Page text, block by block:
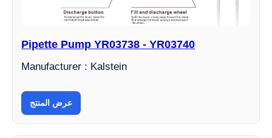
Pipette Pump YR03738 - YR03740
Manufacturer : Kalstein
عرض المنتج